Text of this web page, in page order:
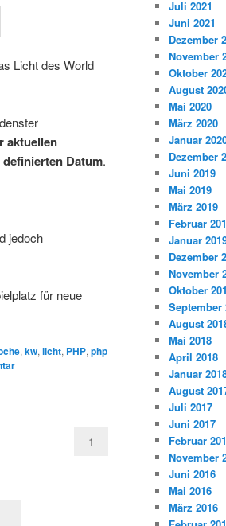
Licht des World
aktuellen
Datum.
jedoch
für neue
, kw, licht, PHP, php
1
Juli 2021
Juni 2021
Dezember
November
Oktober
August
Mai 2020
März 2020
Januar
Dezember
Juni 2019
Mai 2019
März 2019
Februar
Januar
Dezember
November
Oktober
September
August
Mai 2018
April 2018
Januar
August
Juli 2017
Juni 2017
Februar
November
Juni 2016
Mai 2016
März 2016